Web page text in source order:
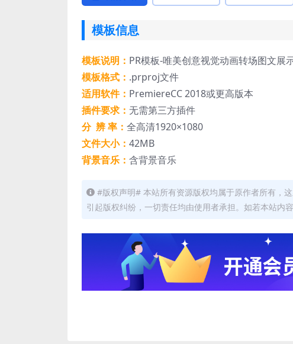
模板信息
模板说明： PR模板-唯美创意视觉动画转场图文展
模板格式： .prproj文件
适用软件： PremiereCC 2018或更高版本
插件要求： 无需第三方插件
分 辨 率： 全高清1920×1080
文件大小： 42MB
背景音乐： 含背景音乐
#版权声明# 本站所有资源版权均属于原作者所有，
引起版权纠纷，一切责任均由使用者承担。如若本站内